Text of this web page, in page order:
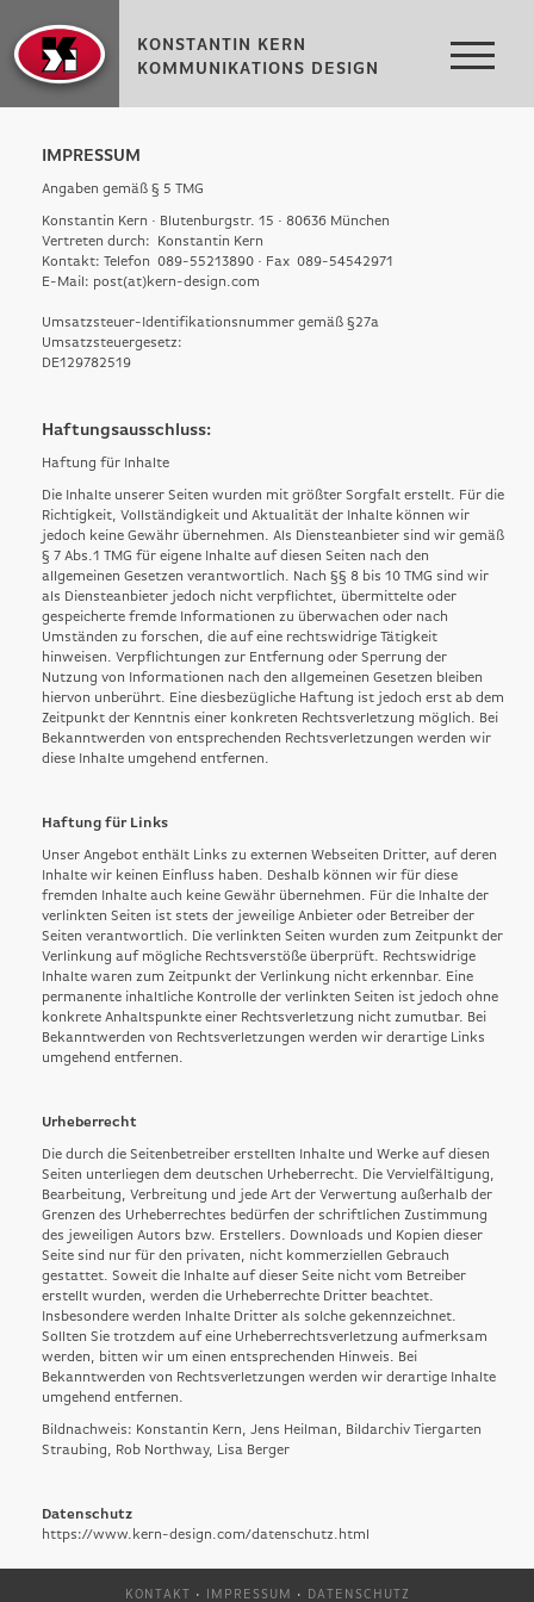
IMPRESSUM
Angaben gemäß § 5 TMG
Konstantin Kern · Blutenburgstr. 15 · 80636 München
Vertreten durch: Konstantin Kern
Kontakt: Telefon 089-55213890 · Fax 089-54542971
E-Mail: post(at)kern-design.com
Umsatzsteuer-Identifikationsnummer gemäß §27a
Umsatzsteuergesetz:
DE129782519
Haftungsausschluss:
Haftung für Inhalte
Die Inhalte unserer Seiten wurden mit größter Sorgfalt erstellt. Für die
Richtigkeit, Vollständigkeit und Aktualität der Inhalte können wir
jedoch keine Gewähr übernehmen. Als Diensteanbieter sind wir gemäß
§ 7 Abs.1 TMG für eigene Inhalte auf diesen Seiten nach den
allgemeinen Gesetzen verantwortlich. Nach §§ 8 bis 10 TMG sind wir
als Diensteanbieter jedoch nicht verpflichtet, übermittelte oder
gespeicherte fremde Informationen zu überwachen oder nach
Umständen zu forschen, die auf eine rechtswidrige Tätigkeit
hinweisen. Verpflichtungen zur Entfernung oder Sperrung der
Nutzung von Informationen nach den allgemeinen Gesetzen bleiben
hiervon unberührt. Eine diesbezügliche Haftung ist jedoch erst ab dem
Zeitpunkt der Kenntnis einer konkreten Rechtsverletzung möglich. Bei
Bekanntwerden von entsprechenden Rechtsverletzungen werden wir
diese Inhalte umgehend entfernen.
Haftung für Links
Unser Angebot enthält Links zu externen Webseiten Dritter, auf deren
Inhalte wir keinen Einfluss haben. Deshalb können wir für diese
fremden Inhalte auch keine Gewähr übernehmen. Für die Inhalte der
verlinkten Seiten ist stets der jeweilige Anbieter oder Betreiber der
Seiten verantwortlich. Die verlinkten Seiten wurden zum Zeitpunkt der
Verlinkung auf mögliche Rechtsverstöße überprüft. Rechtswidrige
Inhalte waren zum Zeitpunkt der Verlinkung nicht erkennbar. Eine
permanente inhaltliche Kontrolle der verlinkten Seiten ist jedoch ohne
konkrete Anhaltspunkte einer Rechtsverletzung nicht zumutbar. Bei
Bekanntwerden von Rechtsverletzungen werden wir derartige Links
umgehend entfernen.
Urheberrecht
Die durch die Seitenbetreiber erstellten Inhalte und Werke auf diesen
Seiten unterliegen dem deutschen Urheberrecht. Die Vervielfältigung,
Bearbeitung, Verbreitung und jede Art der Verwertung außerhalb der
Grenzen des Urheberrechtes bedürfen der schriftlichen Zustimmung
des jeweiligen Autors bzw. Erstellers. Downloads und Kopien dieser
Seite sind nur für den privaten, nicht kommerziellen Gebrauch
gestattet. Soweit die Inhalte auf dieser Seite nicht vom Betreiber
erstellt wurden, werden die Urheberrechte Dritter beachtet.
Insbesondere werden Inhalte Dritter als solche gekennzeichnet.
Sollten Sie trotzdem auf eine Urheberrechtsverletzung aufmerksam
werden, bitten wir um einen entsprechenden Hinweis. Bei
Bekanntwerden von Rechtsverletzungen werden wir derartige Inhalte
umgehend entfernen.
Bildnachweis: Konstantin Kern, Jens Heilman, Bildarchiv Tiergarten
Straubing, Rob Northway, Lisa Berger
Datenschutz
https://www.kern-design.com/datenschutz.html
KONTAKT · IMPRESSUM · DATENSCHUTZ
KONSTANTIN KERN
KOMMUNIKATIONS DESIGN